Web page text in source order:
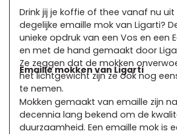
winkelwagen
Drink jij je koffie of thee vanaf nu
degelijke emaille mok van Ligarti?
unieke opdruk van een Vos en een
en met de hand gemaakt door
Ze zeggen dat de mokken
het lichtgewicht zijn ze ook nog
te nemen.
Emaille mokken van Ligarti
Mokken gemaakt van emaille zijn
decennia lang bekend om de
duurzaamheid. Een emaille mok is